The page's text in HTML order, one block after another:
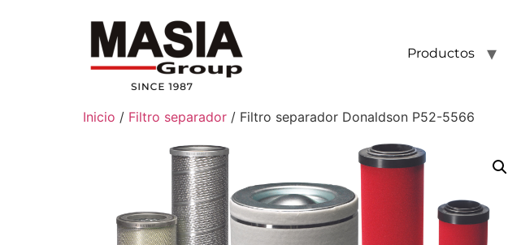
Productos
Inicio / Filtro separador / Filtro separador Donaldson P52-5566